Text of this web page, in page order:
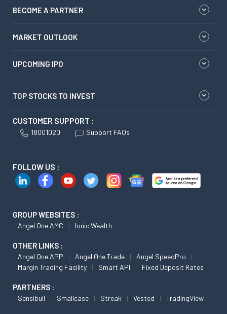
BECOME A PARTNER
MARKET OUTLOOK
UPCOMING IPO
TOP STOCKS TO INVEST
CUSTOMER SUPPORT :
18001020 Support FAQs
FOLLOW US :
GROUP WEBSITES :
Angel One AMC Ionic Wealth
OTHER LINKS :
Angel One APP Angel One Trade
Angel SpeedPro
Margin Trading Facility
Smart API Fixed Deposit Rates
PARTNERS :
Sensibull Smallcase Streak Vested TradingView